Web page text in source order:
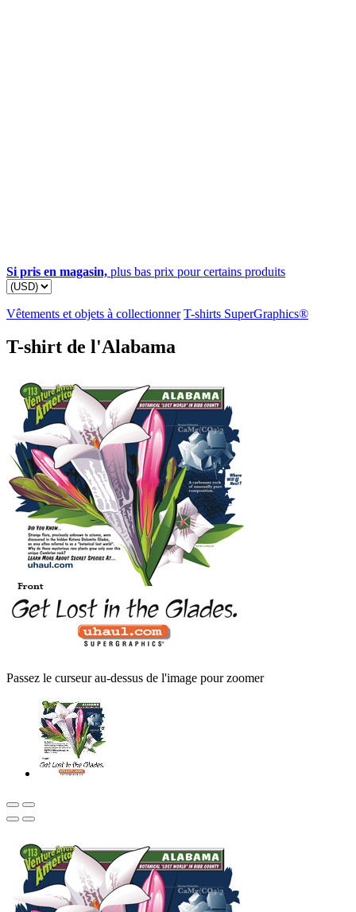
Si pris en magasin, plus bas prix pour certains produits
Vêtements et objets à collectionner T-shirts SuperGraphics®
T-shirt de l'Alabama
Passez le curseur au-dessus de l'image pour zoomer